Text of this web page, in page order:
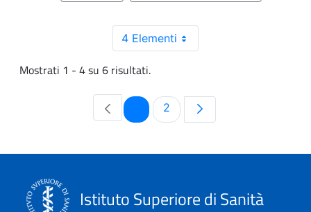
4 Elementi
Mostrati 1 - 4 su 6 risultati.
PaginaPagina
2
Istituto Superiore di Sanità